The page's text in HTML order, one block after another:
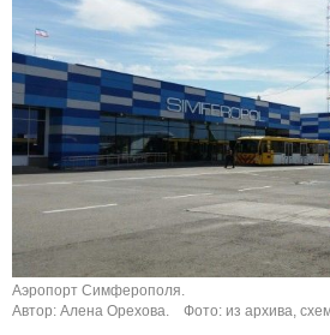
Аэропорт Симферополя.
Автор: Алена Орехова.
Фото: из архива,